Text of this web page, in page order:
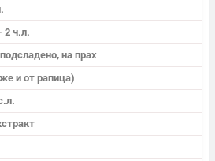
2 ч.л.
на прах
и от рапица)